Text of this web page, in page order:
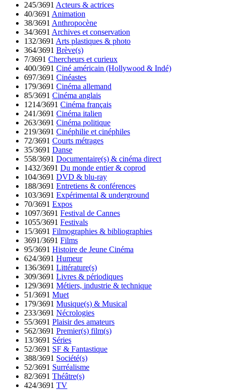
245/3691 Acteurs & actrices
40/3691 Animation
38/3691 Anthropocène
34/3691 Archives et conservation
132/3691 Arts plastiques & photo
364/3691 Brève(s)
7/3691 Chercheurs et curieux
400/3691 Ciné américain (Hollywood & Indé)
697/3691 Cinéastes
179/3691 Cinéma allemand
85/3691 Cinéma anglais
1214/3691 Cinéma français
241/3691 Cinéma italien
263/3691 Cinéma politique
219/3691 Cinéphilie et cinéphiles
72/3691 Courts métrages
35/3691 Danse
558/3691 Documentaire(s) & cinéma direct
1432/3691 Du monde entier & coprod
104/3691 DVD & blu-ray
188/3691 Entretiens & conférences
103/3691 Expérimental & underground
70/3691 Expos
1097/3691 Festival de Cannes
1055/3691 Festivals
15/3691 Filmographies & bibliographies
3691/3691 Films
95/3691 Histoire de Jeune Cinéma
624/3691 Humeur
136/3691 Littérature(s)
309/3691 Livres & périodiques
129/3691 Métiers, industrie & technique
51/3691 Muet
179/3691 Musique(s) & Musical
233/3691 Nécrologies
55/3691 Plaisir des amateurs
562/3691 Premier(s) film(s)
13/3691 Séries
52/3691 SF & Fantastique
388/3691 Société(s)
52/3691 Surréalisme
82/3691 Théâtre(s)
424/3691 TV